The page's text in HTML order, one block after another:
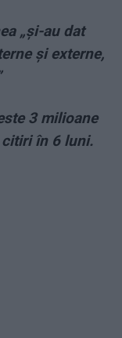
„și-au dat
și externe,
3 milioane
în 6 luni.